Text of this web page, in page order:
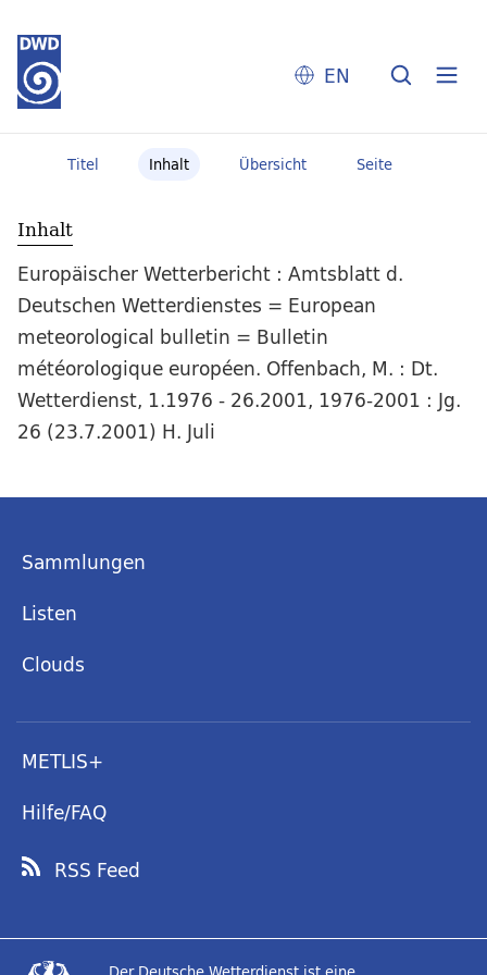
EN
Titel Inhalt Übersicht Seite
Inhalt
Europäischer Wetterbericht : Amtsblatt d.
Deutschen Wetterdienstes = European
meteorological bulletin = Bulletin
météorologique européen. Offenbach, M. : Dt.
Wetterdienst, 1.1976 - 26.2001, 1976-2001 : Jg.
26 (23.7.2001) H. Juli
Sammlungen
Listen
Clouds
METLIS+
Hilfe/FAQ
RSS Feed